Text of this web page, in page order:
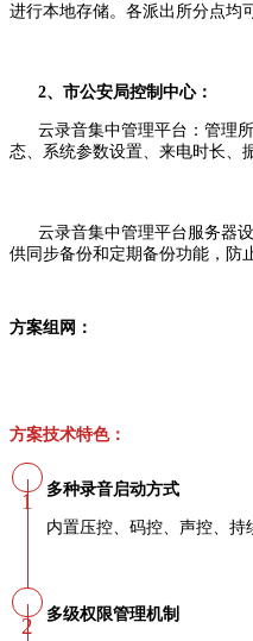
进行本地存储。各派出所分点均
2、市公安局控制中心：
云录音集中管理平台：管理所
态、系统参数设置、来电时长、
云录音集中管理平台服务器设
供同步备份和定期备份功能，防
方案组网：
方案技术特色：
1 多种录音启动方式
内置压控、码控、声控、持
2 多级权限管理机制